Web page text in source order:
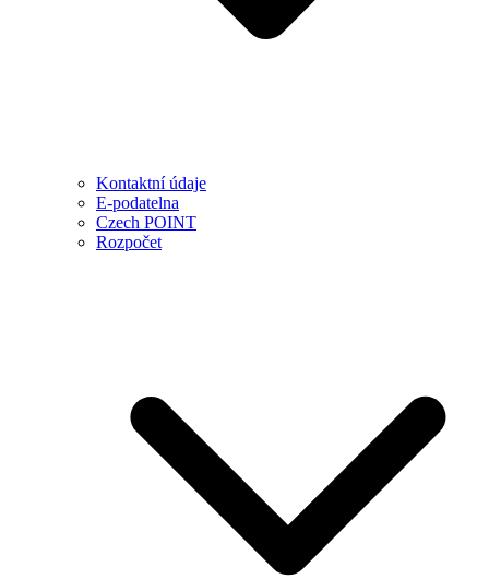
Kontaktní údaje
E-podatelna
Czech POINT
Rozpočet